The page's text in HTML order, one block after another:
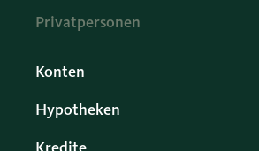
Privatpersonen
Konten
Hypotheken